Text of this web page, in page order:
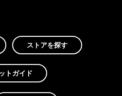
ストアを探す
トガイド